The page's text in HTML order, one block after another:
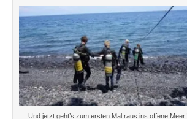
Und jetzt geht’s zum ersten Mal raus ins offene Meer!